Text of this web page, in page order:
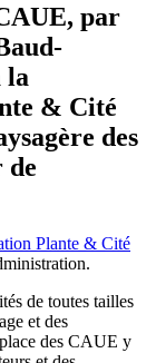
par
la
& Cité
des
de
Plante & Cité
de toutes tailles
et des
des CAUE y